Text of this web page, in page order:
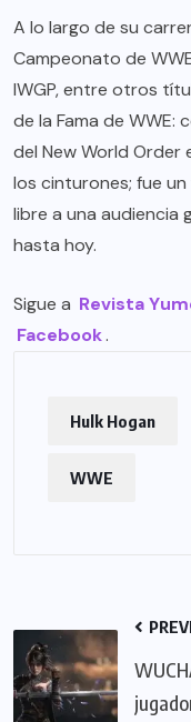
A lo largo de su
Campeonato de
IWGP, entre otros
de la Fama de
del New World Order
los cinturones; fue
libre a una audiencia
hasta hoy.
Sigue a Revista
Facebook.
Hulk Hogan
WWE